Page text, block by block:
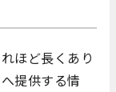
ほど長くあり
提供する情